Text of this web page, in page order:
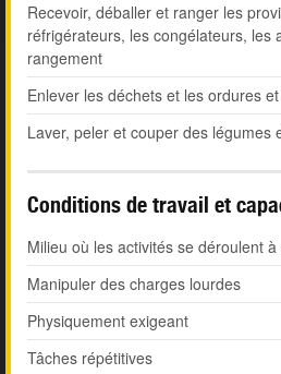
Recevoir, déballer et ranger les
réfrigérateurs, les congélateurs, les
rangement
Enlever les déchets et les ordures
Laver, peler et couper des légumes
Conditions de travail et
Milieu où les activités se déroulent
Manipuler des charges lourdes
Physiquement exigeant
Tâches répétitives